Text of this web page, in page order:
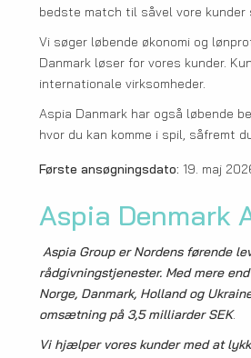
bedste match til såvel vore kunder
Vi søger løbende økonomi og
Danmark løser for vores kunder.
internationale virksomheder.
Aspia Danmark har også løbende
hvor du kan komme i spil, såfremt
Første ansøgningsdato: 19. maj
Aspia Denmark
Aspia Group er Nordens førende
rådgivningstjenester. Med mere
Norge, Danmark, Holland og
omsætning på 3,5 milliarder SEK.
Vi hjælper vores kunder med at